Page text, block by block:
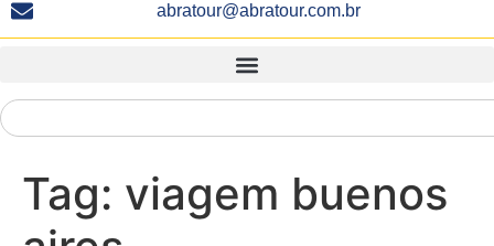
abratour@abratour.com.br
Tag: viagem buenos